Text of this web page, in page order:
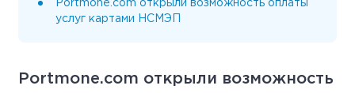
Portmone.com открыли возможность оплаты
услуг картами НСМЭП
Portmone.com открыли возможность